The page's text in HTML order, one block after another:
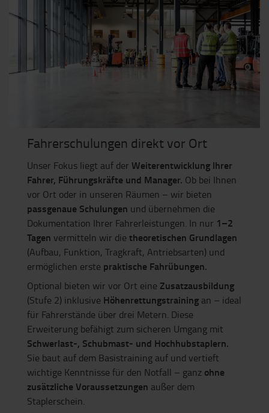
Fahrerschulungen direkt vor Ort
Unser Fokus liegt auf der Weiterentwicklung Ihrer
Fahrer, Führungskräfte und Manager. Ob bei Ihnen
vor Ort oder in unseren Räumen – wir bieten
passgenaue Schulungen und übernehmen die
Dokumentation Ihrer Fahrerleistungen. In nur 1–2
Tagen vermitteln wir die theoretischen Grundlagen
(Aufbau, Funktion, Tragkraft, Antriebsarten) und
ermöglichen erste praktische Fahrübungen.
Optional bieten wir vor Ort eine Zusatzausbildung
(Stufe 2) inklusive Höhenrettungstraining an – ideal
für Fahrerstände über drei Metern. Diese
Erweiterung befähigt zum sicheren Umgang mit
Schwerlast-, Schubmast- und Hochhubstaplern.
Sie baut auf dem Basistraining auf und vertieft
wichtige Kenntnisse für den Notfall – ganz ohne
zusätzliche Voraussetzungen außer dem
Staplerschein.